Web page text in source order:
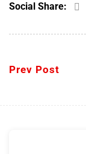
Social Share:
Prev Post